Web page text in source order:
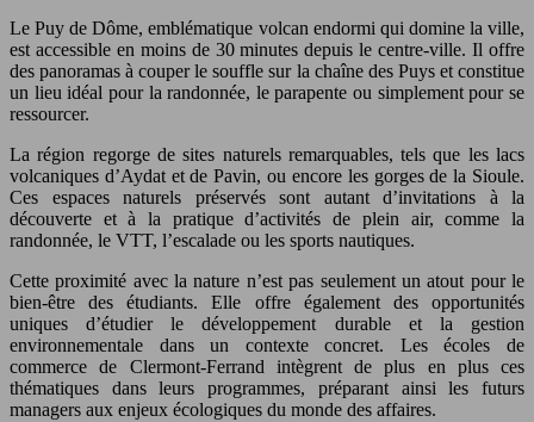
Le Puy de Dôme, emblématique volcan endormi qui domine la ville,
est accessible en moins de 30 minutes depuis le centre-ville. Il offre
des panoramas à couper le souffle sur la chaîne des Puys et constitue
un lieu idéal pour la randonnée, le parapente ou simplement pour se
ressourcer.
La région regorge de sites naturels remarquables, tels que les lacs
volcaniques d’Aydat et de Pavin, ou encore les gorges de la Sioule.
Ces espaces naturels préservés sont autant d’invitations à la
découverte et à la pratique d’activités de plein air, comme la
randonnée, le VTT, l’escalade ou les sports nautiques.
Cette proximité avec la nature n’est pas seulement un atout pour le
bien-être des étudiants. Elle offre également des opportunités
uniques d’étudier le développement durable et la gestion
environnementale dans un contexte concret. Les écoles de
commerce de Clermont-Ferrand intègrent de plus en plus ces
thématiques dans leurs programmes, préparant ainsi les futurs
managers aux enjeux écologiques du monde des affaires.